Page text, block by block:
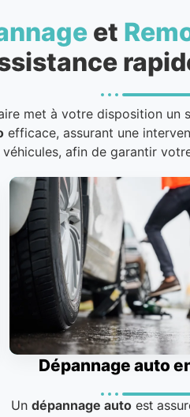
et
met à votre disposition un
efficace, assurant une
véhicules, afin de garantir
Dépannage auto
Un dépannage autoest